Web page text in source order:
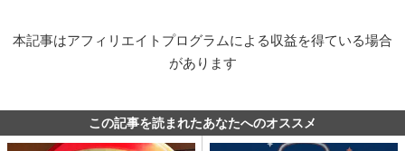
本記事はアフィリエイトプログラムによる収益を得ている場合
があります
この記事を読まれたあなたへのオススメ